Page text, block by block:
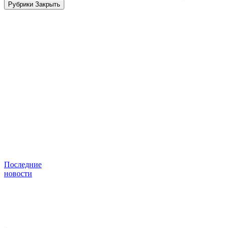
Рубрики Закрыть
Последние
новости